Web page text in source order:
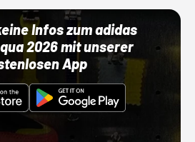
Infos zum adidas
2026 mit unserer
App